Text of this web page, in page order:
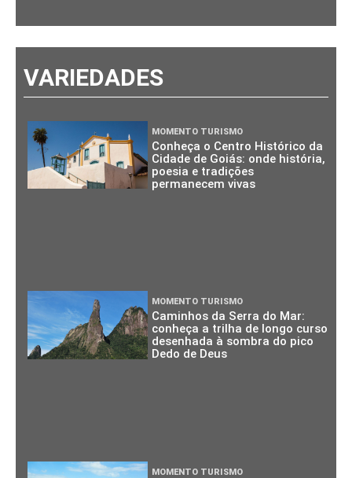
VARIEDADES
MOMENTO TURISMO
Conheça o Centro Histórico da
Cidade de Goiás: onde história,
poesia e tradições
permanecem vivas
MOMENTO TURISMO
Caminhos da Serra do Mar:
conheça a trilha de longo curso
desenhada à sombra do pico
Dedo de Deus
MOMENTO TURISMO